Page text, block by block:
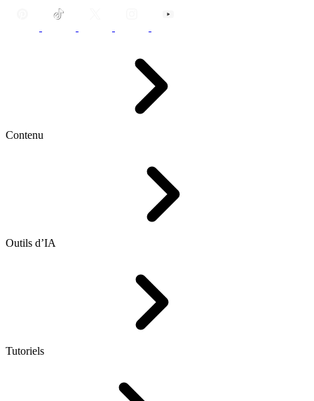
Contenu
Outils d’IA
Tutoriels